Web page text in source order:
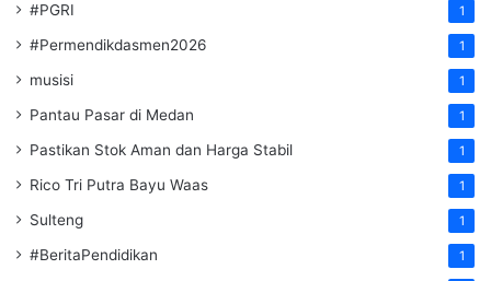
#PGRI 1
#Permendikdasmen2026 1
musisi 1
Pantau Pasar di Medan 1
Pastikan Stok Aman dan Harga Stabil 1
Rico Tri Putra Bayu Waas 1
Sulteng 1
#BeritaPendidikan 1